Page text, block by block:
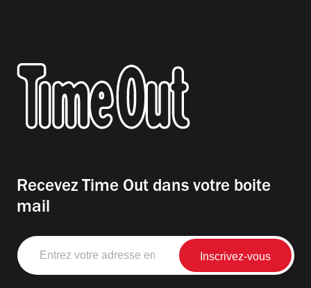
Recevez Time Out dans votre boite
mail
Entrez
votre
adresse